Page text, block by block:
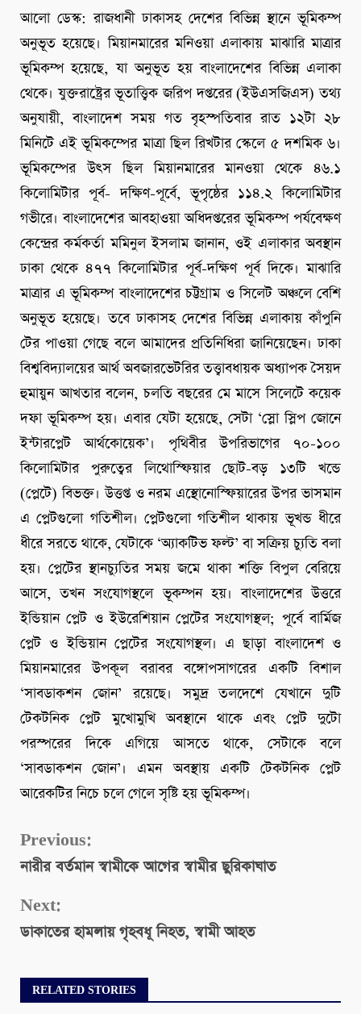
আলো ডেস্ক: রাজধানী ঢাকাসহ দেশের বিভিন্ন স্থানে ভূমিকম্প
অনুভূত হয়েছে। মিয়ানমারের মনিওয়া এলাকায় মাঝারি মাত্রার
ভূমিকম্প হয়েছে, যা অনুভূত হয় বাংলাদেশের বিভিন্ন এলাকা
থেকে। যুক্তরাষ্ট্রের ভূতাত্ত্বিক জরিপ দপ্তরের (ইউএসজিএস) তথ্য
অনুযায়ী, বাংলাদেশ সময় গত বৃহস্পতিবার রাত ১২টা ২৮
মিনিটে এই ভূমিকম্পের মাত্রা ছিল রিখটার স্কেলে ৫ দশমিক ৬।
ভূমিকম্পের উৎস ছিল মিয়ানমারের মানওয়া থেকে ৪৬.১
কিলোমিটার পূর্ব- দক্ষিণ-পূর্বে, ভূপৃষ্ঠের ১১৪.২ কিলোমিটার
গভীরে। বাংলাদেশের আবহাওয়া অধিদপ্তরের ভূমিকম্প পর্যবেক্ষণ
কেন্দ্রের কর্মকর্তা মমিনুল ইসলাম জানান, ওই এলাকার অবস্থান
ঢাকা থেকে ৪৭৭ কিলোমিটার পূর্ব-দক্ষিণ পূর্ব দিকে। মাঝারি
মাত্রার এ ভূমিকম্প বাংলাদেশের চট্টগ্রাম ও সিলেট অঞ্চলে বেশি
অনুভূত হয়েছে। তবে ঢাকাসহ দেশের বিভিন্ন এলাকায় কাঁপুনি
টের পাওয়া গেছে বলে আমাদের প্রতিনিধিরা জানিয়েছেন। ঢাকা
বিশ্ববিদ্যালয়ের আর্থ অবজারভেটরির তত্ত্বাবধায়ক অধ্যাপক সৈয়দ
হুমায়ুন আখতার বলেন, চলতি বছরের মে মাসে সিলেটে কয়েক
দফা ভূমিকম্প হয়। এবার যেটা হয়েছে, সেটা ‘স্লো স্লিপ জোনে
ইন্টারপ্লেট আর্থকোয়েক’। পৃথিবীর উপরিভাগের ৭০-১০০
কিলোমিটার পুরুত্বের লিথোস্ফিয়ার ছোট-বড় ১৩টি খন্ডে
(প্লেটে) বিভক্ত। উত্তপ্ত ও নরম এস্থোনোস্ফিয়ারের উপর ভাসমান
এ প্লেটগুলো গতিশীল। প্লেটগুলো গতিশীল থাকায় ভূখন্ড ধীরে
ধীরে সরতে থাকে, যেটাকে ‘অ্যাকটিভ ফল্ট’ বা সক্রিয় চ্যুতি বলা
হয়। প্লেটের স্থানচ্যুতির সময় জমে থাকা শক্তি বিপুল বেরিয়ে
আসে, তখন সংযোগস্থলে ভূকম্পন হয়। বাংলাদেশের উত্তরে
ইন্ডিয়ান প্লেট ও ইউরেশিয়ান প্লেটের সংযোগস্থল; পূর্বে বার্মিজ
প্লেট ও ইন্ডিয়ান প্লেটের সংযোগস্থল। এ ছাড়া বাংলাদেশ ও
মিয়ানমারের উপকূল বরাবর বঙ্গোপসাগরের একটি বিশাল
‘সাবডাকশন জোন’ রয়েছে। সমুদ্র তলদেশে যেখানে দুটি
টেকটনিক প্লেট মুখোমুখি অবস্থানে থাকে এবং প্লেট দুটো
পরস্পরের দিকে এগিয়ে আসতে থাকে, সেটাকে বলে
‘সাবডাকশন জোন’। এমন অবস্থায় একটি টেকটনিক প্লেট
আরেকটির নিচে চলে গেলে সৃষ্টি হয় ভূমিকম্প।
Continue
Reading
Previous:
নারীর বর্তমান স্বামীকে আগের স্বামীর ছুরিকাঘাত
Next:
ডাকাতের হামলায় গৃহবধূ নিহত, স্বামী আহত
RELATED STORIES